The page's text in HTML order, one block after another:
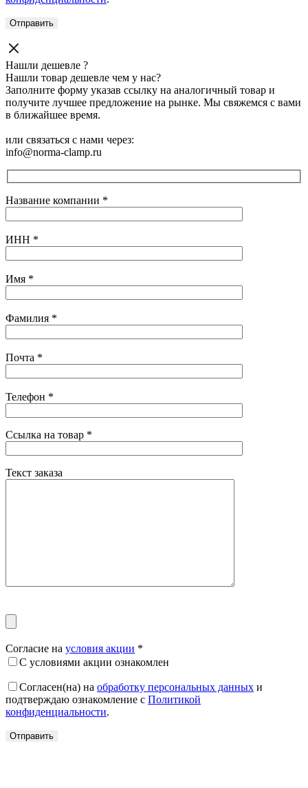
Нашли дешевле ?
Нашли товар дешевле чем у нас?
Заполните форму указав ссылку на аналогичный товар и
получите лучшее предложение на рынке. Мы свяжемся с вами
в ближайшее время.
или связаться с нами через:
info@norma-clamp.ru
Название компании *
ИНН *
Имя *
Фамилия *
Почта *
Телефон *
Ссылка на товар *
Текст заказа
Согласие на условия акции *
С условиями акции ознакомлен
Согласен(на) на обработку персональных данных и
подтверждаю ознакомление с Политикой
конфиденциальности.